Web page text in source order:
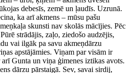
debesīs, zemē un ļaudīs. Uzrunā.
ka arī akmens – mūsu pašu
skunsti nav skolās mācījies. Pēc
strādājis, zaļo, ziedošo audzējis,
vai ilgāk pa savu akmeņdārzu
apstājāmies. Viņam par visām ir
Gunta un viņa ģimenes iztikas avots.
dārzu pārstaigā. Sev, savai sirdij,